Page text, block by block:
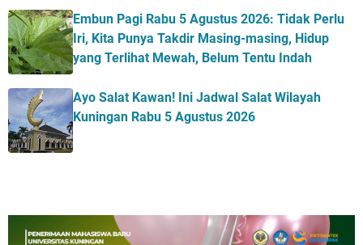
Embun Pagi Rabu 5 Agustus 2026: Tidak Perlu
Iri, Kita Punya Takdir Masing-masing, Hidup
yang Terlihat Mewah, Belum Tentu Indah
Ayo Salat Kawan! Ini Jadwal Salat Wilayah
Kuningan Rabu 5 Agustus 2026